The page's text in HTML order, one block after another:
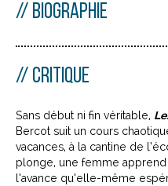
BIOGRAPHIE
CRITIQUE
Sans début ni fin véritable,
Bercot suit un cours
vacances, à la cantine de
plonge, une femme
l’avance qu’elle-même